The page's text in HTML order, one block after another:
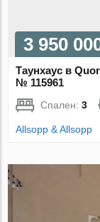
3 950
Таунхаус в
№ 115961
Спален:3
Allsopp & Allsopp